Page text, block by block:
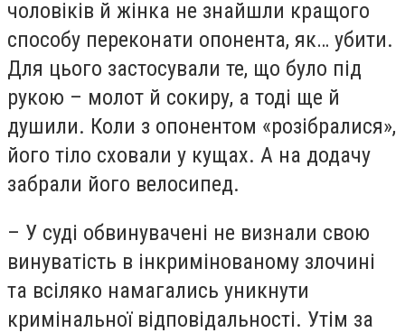
чоловіків й жінка не знайшли кращого
способу переконати опонента, як… убити.
Для цього застосували те, що було під
рукою – молот й сокиру, а тоді ще й
душили. Коли з опонентом «розібралися»,
його тіло сховали у кущах. А на додачу
забрали його велосипед.
– У суді обвинувачені не визнали свою
винуватість в інкримінованому злочині
та всіляко намагались уникнути
кримінальної відповідальності. Утім за